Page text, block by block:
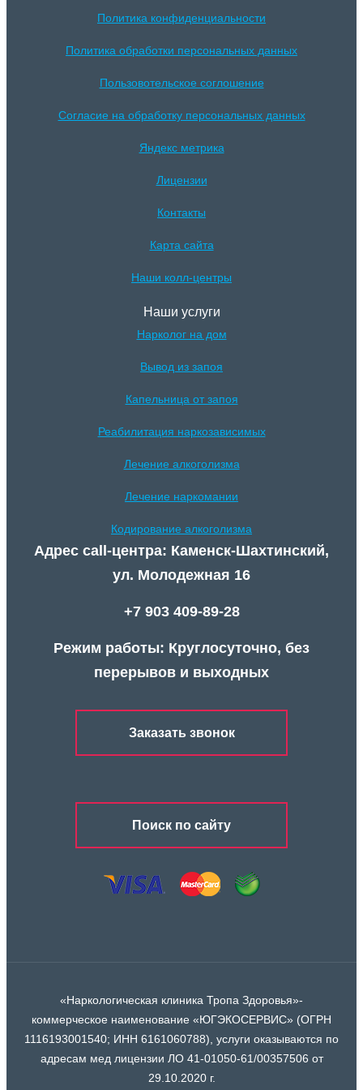
Политика конфиденциальности
Политика обработки персональных данных
Пользовотельское соглошение
Согласие на обработку персональных данных
Яндекс метрика
Лицензии
Контакты
Карта сайта
Наши колл-центры
Наши услуги
Нарколог на дом
Вывод из запоя
Капельница от запоя
Реабилитация наркозависимых
Лечение алкоголизма
Лечение наркомании
Кодирование алкоголизма
Адрес call-центра: Каменск-Шахтинский,
ул. Молодежная 16
+7 903 409-89-28
Режим работы: Круглосуточно, без
перерывов и выходных
Заказать звонок
Поиск по сайту
«Наркологическая клиника Тропа Здоровья»-
коммерческое наименование «ЮГЭКОСЕРВИС» (ОГРН
1116193001540; ИНН 6161060788), услуги оказываются по
адресам мед лицензии ЛО 41-01050-61/00357506 от
29.10.2020 г.